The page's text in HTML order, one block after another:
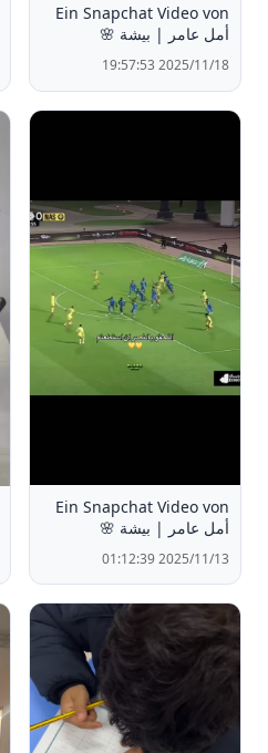
Ein Snapchat Video von
أمل عامر | بيشة 🌸
2025/11/18 19:57:53
Ein Snapchat Video von
أمل عامر | بيشة 🌸
2025/11/13 01:12:39